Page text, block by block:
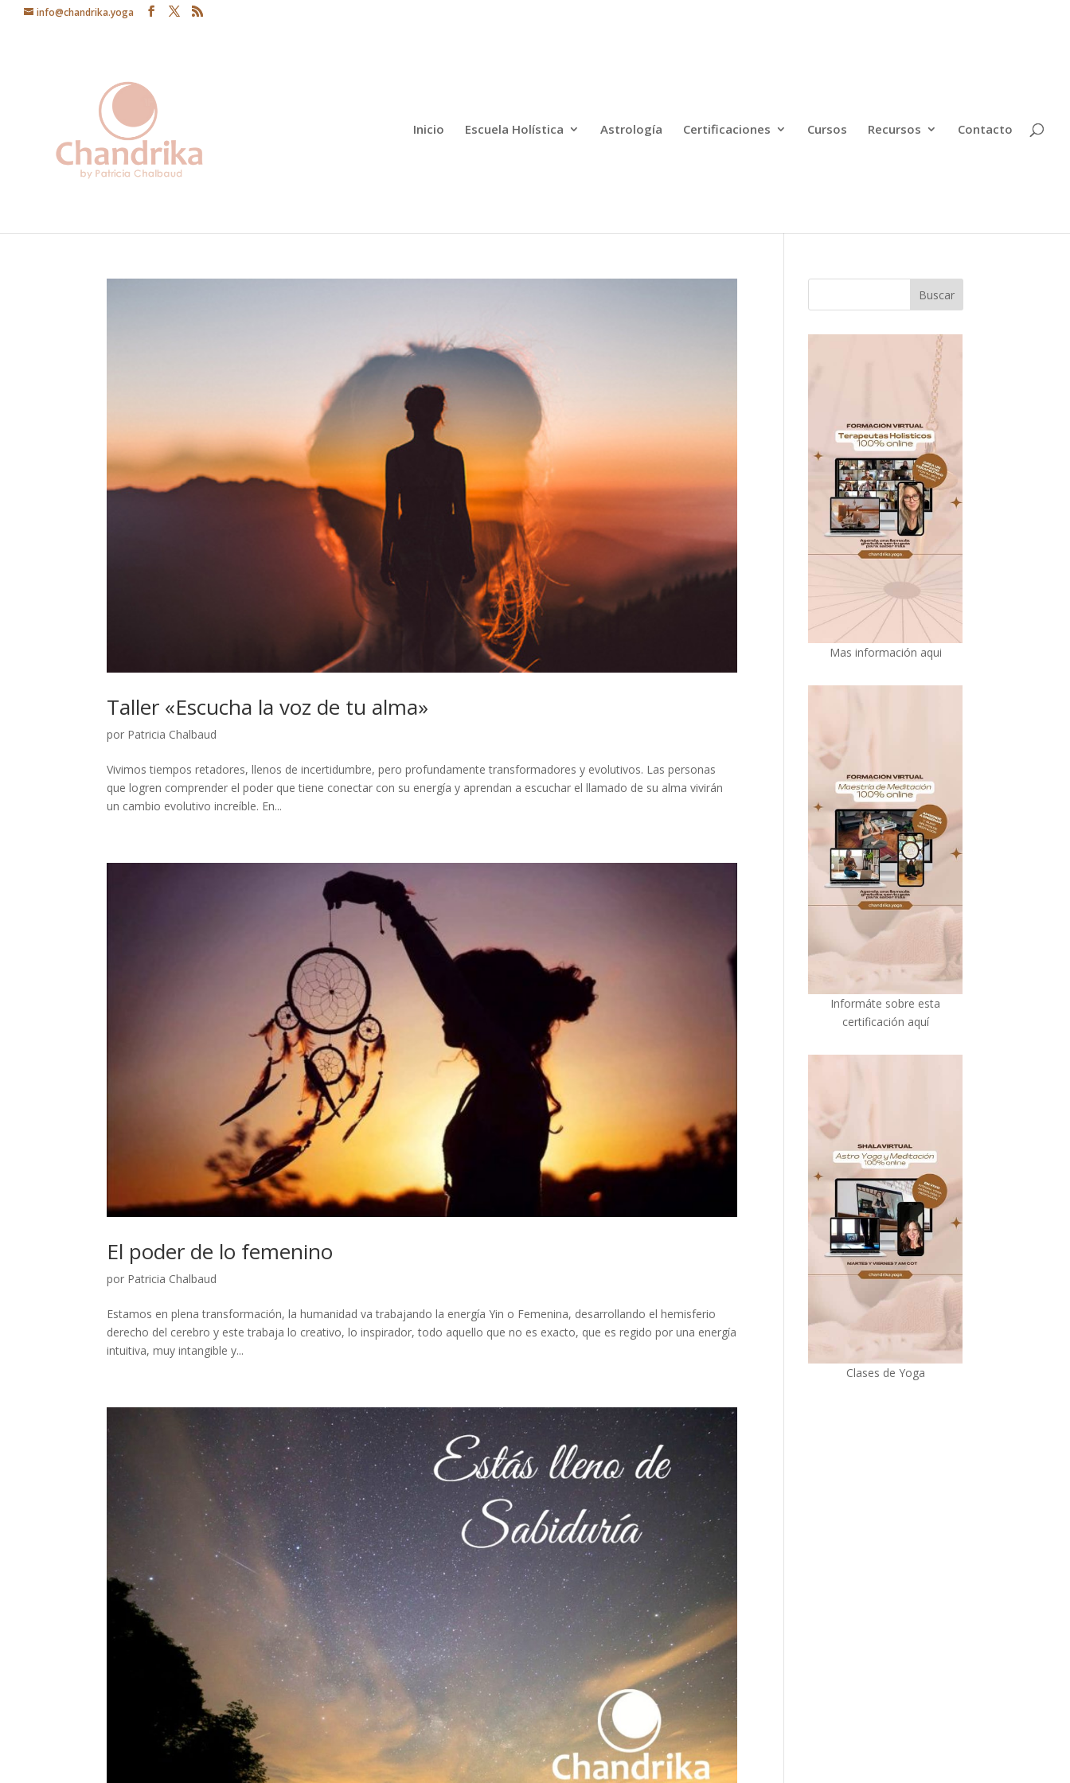
info@chandrika.yoga
Inicio Escuela Holística Astrología Certificaciones Cursos Recursos Contacto
Taller «Escucha la voz de tu alma»
por Patricia Chalbaud
Vivimos tiempos retadores, llenos de incertidumbre, pero profundamente transformadores y evolutivos. Las personas
que logren comprender el poder que tiene conectar con su energía y aprendan a escuchar el llamado de su alma vivirán
un cambio evolutivo increíble. En...
El poder de lo femenino
por Patricia Chalbaud
Estamos en plena transformación, la humanidad va trabajando la energía Yin o Femenina, desarrollando el hemisferio
derecho del cerebro y este trabaja lo creativo, lo inspirador, todo aquello que no es exacto, que es regido por una energía
intuitiva, muy intangible y...
Mas información aqui
Informáte sobre esta
certificación aquí
Clases de Yoga